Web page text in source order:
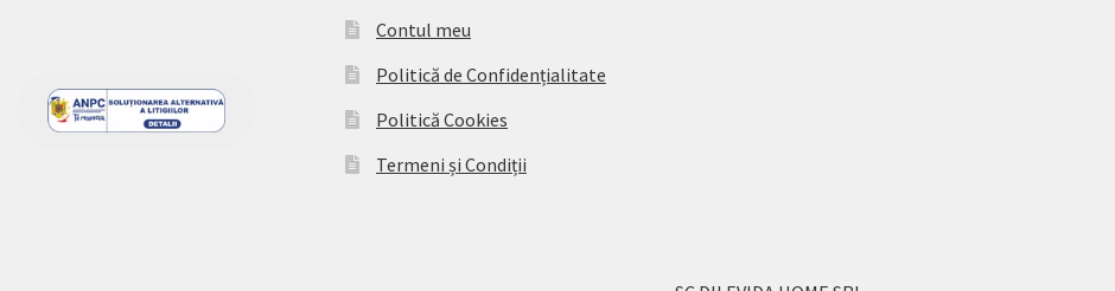
Contul meu
Politică de Confidențialitate
Politică Cookies
Termeni și Condiții